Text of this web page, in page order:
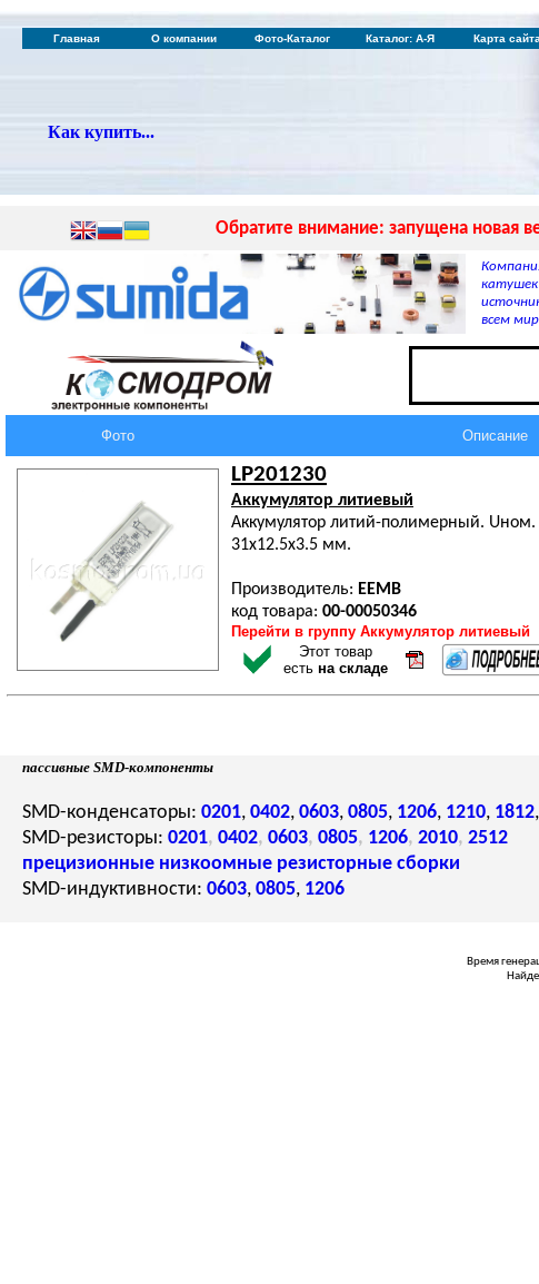
Главная О компании Фото-Каталог Каталог: А-Я Карта сайта
Как купить...
Обратите внимание: запущена новая
катушек
всем
Фото Описание
LP201230
Аккумулятор литиевый
Аккумулятор литий-полимерный.
31x12.5x3.5 мм.
Производитель: EEMB
код товара: 00-00050346
Перейти в группу Аккумулятор литиевый
Этот товар
есть на складе
пассивные SMD-компоненты
SMD-конденсаторы: 0201, 0402, 0603, 0805, 1206, 1210, 1812,
SMD-резисторы: 0201, 0402, 0603, 0805, 1206, 2010, 2512
прецизионные низкоомные резисторные сборки
SMD-индуктивности: 0603, 0805, 1206
Время